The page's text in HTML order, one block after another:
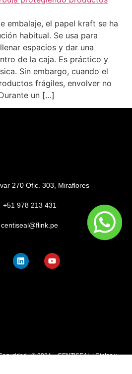
embalaje, el papel kraft se ha
habitual. Se usa para
espacios y dar una
de la caja. Es práctico y
Sin embargo, cuando el
frágiles, envolver no
un […]
270 Ofic. 303, Miraflores
+51 978 213 431
centiseal@flink.pe
| © 2024 – CENTISEAL | Cintas y